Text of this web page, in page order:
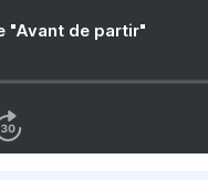
"Avant de partir"